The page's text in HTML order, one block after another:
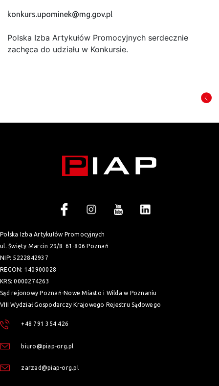
konkurs.upominek@mg.gov.pl
Polska Izba Artykułów Promocyjnych serdecznie
zachęca do udziału w Konkursie.
Polska Izba Artykułów Promocyjnych
ul. Święty Marcin 29/8 61-806 Poznań
NIP: 5222842937
REGON: 140900028
KRS: 0000274263
Sąd rejonowy Poznań-Nowe Miasto i Wilda w Poznaniu
VIII Wydział Gospodarczy Krajowego Rejestru Sądowego
+48 791 354 426
biuro@piap-org.pl
zarzad@piap-org.pl